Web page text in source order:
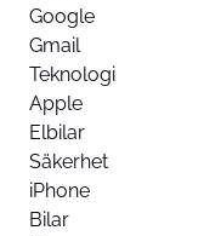
Google
Gmail
Teknologi
Apple
Elbilar
Säkerhet
iPhone
Bilar